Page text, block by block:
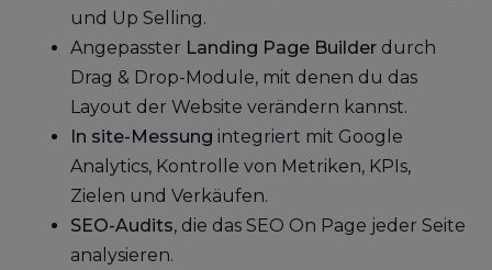
und Up Selling.
Angepasster Landing Page Builder durch
Drag & Drop-Module, mit denen du das
Layout der Website verändern kannst.
In site-Messung integriert mit Google
Analytics, Kontrolle von Metriken, KPIs,
Zielen und Verkäufen.
SEO-Audits, die das SEO On Page jeder Seite
analysieren.